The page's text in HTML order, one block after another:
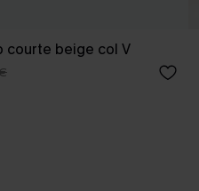
courte beige col V